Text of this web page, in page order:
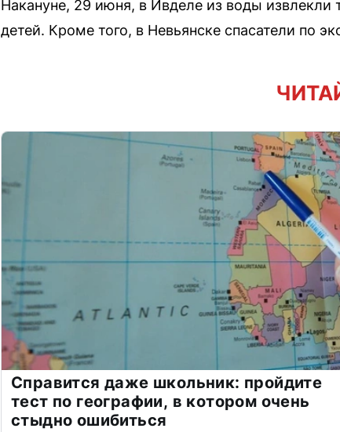
Накануне, 29 июня, в Ивделе из воды
детей. Кроме того, в Невьянске спасатели по
Справится даже школьник: пройдите
тест по географии, в котором очень
стыдно ошибиться